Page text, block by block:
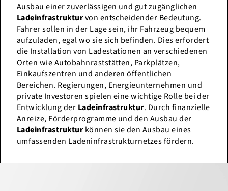
Ausbau einer zuverlässigen und gut zugänglichen
Ladeinfrastrukturvon entscheidender Bedeutung.
Fahrer sollen in der Lage sein, ihr Fahrzeug bequem
aufzuladen, egal wo sie sich befinden. Dies erfordert
die Installation von Ladestationen an verschiedenen
Orten wie Autobahnraststätten, Parkplätzen,
Einkaufszentren und anderen öffentlichen
Bereichen. Regierungen, Energieunternehmen und
private Investoren spielen eine wichtige Rolle bei der
Entwicklung der Ladeinfrastruktur. Durch finanzielle
Anreize, Förderprogramme und den Ausbau der
Ladeinfrastrukturkönnen sie den Ausbau eines
umfassenden Ladeninfrastrukturnetzes fördern.